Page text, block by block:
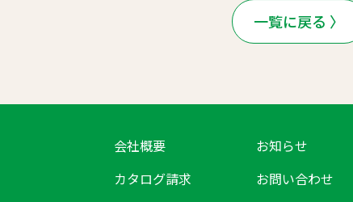
一覧に戻る 〉
会社概要
お知らせ
カタログ請求
お問い合わせ